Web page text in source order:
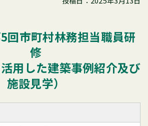
回市町村林務担当職員研
修
活用した建築事例紹介及び
施設見学）